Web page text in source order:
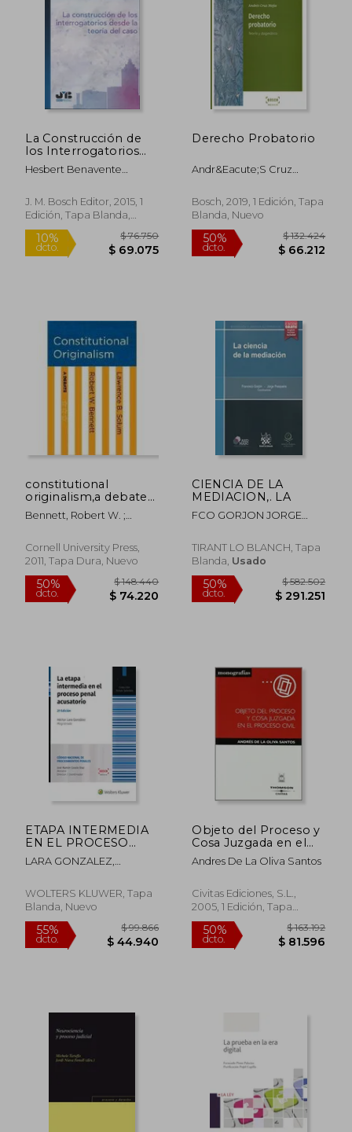
La Construcción de
los Interrogatorios
Desde la Teoría del
Caso
Hesbert Benavente
J. M. Bosch Editor, 2015, 1
Edición, Tapa Blanda,
Nuevo
10%
dcto.
Derecho Probatorio
Andr&Eacute;S Cruz
Bosch, 2019, 1 Edición, Tapa
Blanda, Nuevo
50%
dcto.
constitutional
originalism,a debate
(en Inglés)
Bennett, Robert W. ;
Cornell University Press,
2011, Tapa Dura, Nuevo
50% $ 148.440
$ 74.220
CIENCIA DE LA
MEDIACION,. LA
FCO GORJON JORGE
TIRANT LO BLANCH, Tapa
Blanda, Usado
50%
dcto.
ETAPA INTERMEDIA
EN EL PROCESO
PENAL ACUSATORIO,
LA / 2 ED.
LARA GONZALEZ,
WOLTERS KLUWER, Tapa
Blanda, Nuevo
Objeto del Proceso y
Cosa Juzgada en el
Proceso Civil
Andres De La Oliva Santos
Civitas Ediciones, S.L.,
2005, 1 Edición, Tapa
Blanda, Nuevo
50%
dcto.